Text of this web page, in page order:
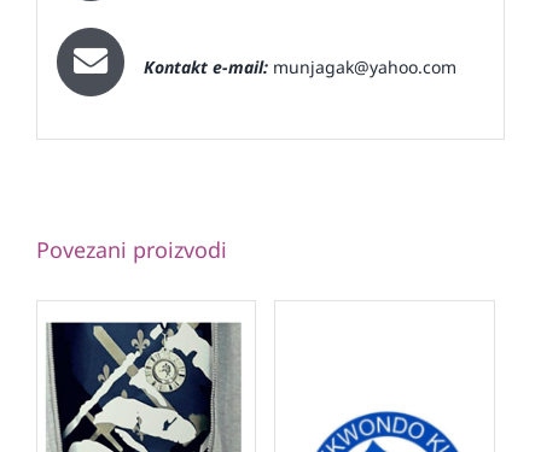
Kontakt e-mail: munjagak@yahoo.com
Povezani proizvodi